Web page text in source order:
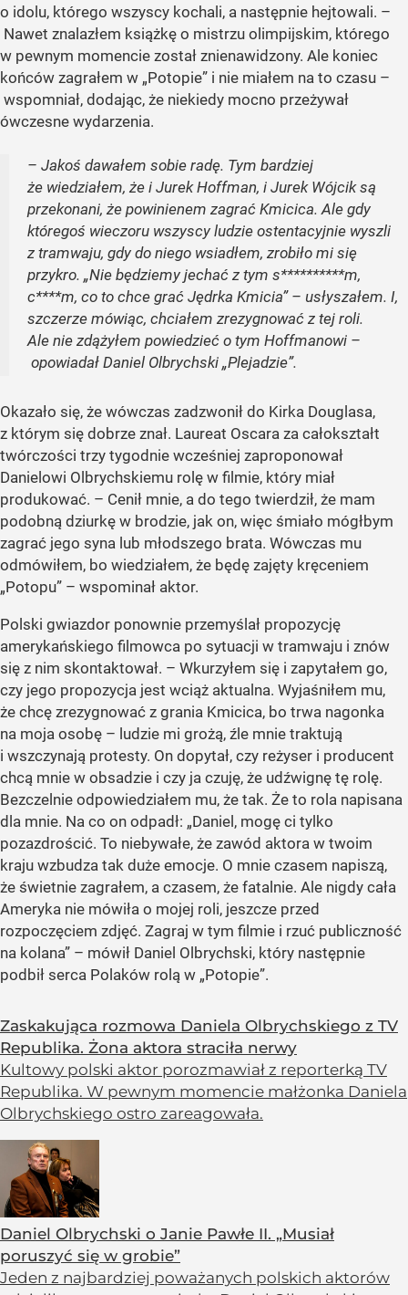
o idolu, którego wszyscy kochali, a następnie hejtowali. –
Nawet znalazłem książkę o mistrzu olimpijskim, którego
w pewnym momencie został znienawidzony. Ale koniec
końców zagrałem w „Potopie” i nie miałem na to czasu –
wspomniał, dodając, że niekiedy mocno przeżywał
ówczesne wydarzenia.
– Jakoś dawałem sobie radę. Tym bardziej
że wiedziałem, że i Jurek Hoffman, i Jurek Wójcik są
przekonani, że powinienem zagrać Kmicica. Ale gdy
któregoś wieczoru wszyscy ludzie ostentacyjnie wyszli
z tramwaju, gdy do niego wsiadłem, zrobiło mi się
przykro. „Nie będziemy jechać z tym s**********m,
c****m, co to chce grać Jędrka Kmicia” – usłyszałem. I,
szczerze mówiąc, chciałem zrezygnować z tej roli.
Ale nie zdążyłem powiedzieć o tym Hoffmanowi –
opowiadał Daniel Olbrychski „Plejadzie”.
Okazało się, że wówczas zadzwonił do Kirka Douglasa,
z którym się dobrze znał. Laureat Oscara za całokształt
twórczości trzy tygodnie wcześniej zaproponował
Danielowi Olbrychskiemu rolę w filmie, który miał
produkować. – Cenił mnie, a do tego twierdził, że mam
podobną dziurkę w brodzie, jak on, więc śmiało mógłbym
zagrać jego syna lub młodszego brata. Wówczas mu
odmówiłem, bo wiedziałem, że będę zajęty kręceniem
„Potopu” – wspominał aktor.
Polski gwiazdor ponownie przemyślał propozycję
amerykańskiego filmowca po sytuacji w tramwaju i znów
się z nim skontaktował. – Wkurzyłem się i zapytałem go,
czy jego propozycja jest wciąż aktualna. Wyjaśniłem mu,
że chcę zrezygnować z grania Kmicica, bo trwa nagonka
na moja osobę – ludzie mi grożą, źle mnie traktują
i wszczynają protesty. On dopytał, czy reżyser i producent
chcą mnie w obsadzie i czy ja czuję, że udźwignę tę rolę.
Bezczelnie odpowiedziałem mu, że tak. Że to rola napisana
dla mnie. Na co on odpadł: „Daniel, mogę ci tylko
pozazdrościć. To niebywałe, że zawód aktora w twoim
kraju wzbudza tak duże emocje. O mnie czasem napiszą,
że świetnie zagrałem, a czasem, że fatalnie. Ale nigdy cała
Ameryka nie mówiła o mojej roli, jeszcze przed
rozpoczęciem zdjęć. Zagraj w tym filmie i rzuć publiczność
na kolana” – mówił Daniel Olbrychski, który następnie
podbił serca Polaków rolą w „Potopie”.
Zaskakująca rozmowa Daniela Olbrychskiego z TV
Republika. Żona aktora straciła nerwy
Kultowy polski aktor porozmawiał z reporterką TV
Republika. W pewnym momencie małżonka Daniela
Olbrychskiego ostro zareagowała.
Daniel Olbrychski o Janie Pawłe II. „Musiał
poruszyć się w grobie”
Jeden z najbardziej poważanych polskich aktorów